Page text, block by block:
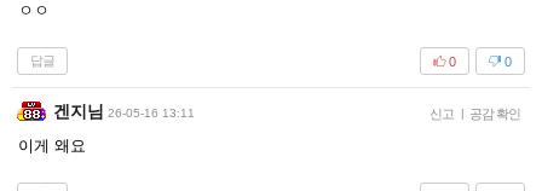
ㅇㅇ
답글 0
0
겐지님 26-05-16 13:11 신고 | 공감 확인
이게 왜요